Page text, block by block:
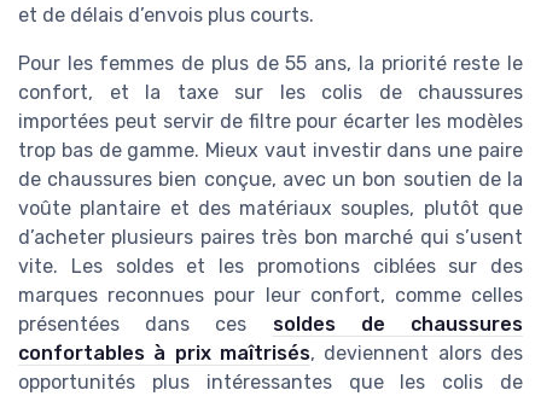
et de délais d’envois plus courts.
Pour les femmes de plus de 55 ans, la priorité reste le
confort, et la taxe sur les colis de chaussures
importées peut servir de filtre pour écarter les modèles
trop bas de gamme. Mieux vaut investir dans une paire
de chaussures bien conçue, avec un bon soutien de la
voûte plantaire et des matériaux souples, plutôt que
d’acheter plusieurs paires très bon marché qui s’usent
vite. Les soldes et les promotions ciblées sur des
marques reconnues pour leur confort, comme celles
présentées dans ces soldes de chaussures
confortables à prix maîtrisés, deviennent alors des
opportunités plus intéressantes que les colis de